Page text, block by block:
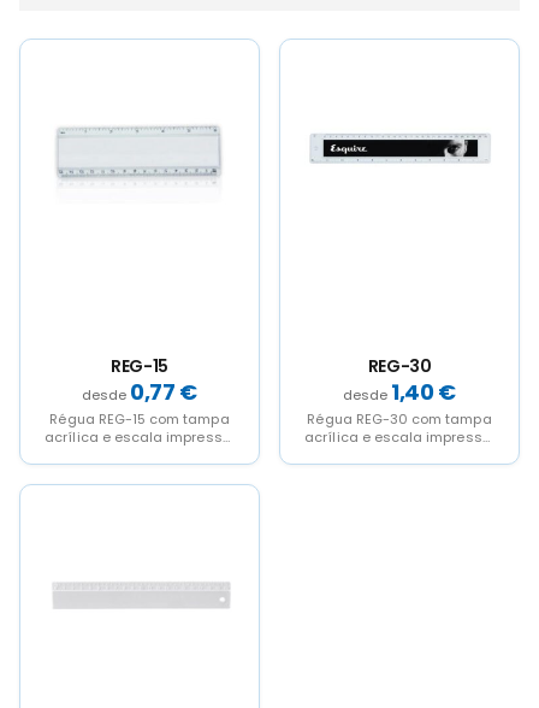
REG-15
0,77 €
Régua REG-15 com tampa
acrílica e escala impressa,
REG-30
1,40€
Régua REG-30 com tampa
acrílica e escala impressa,